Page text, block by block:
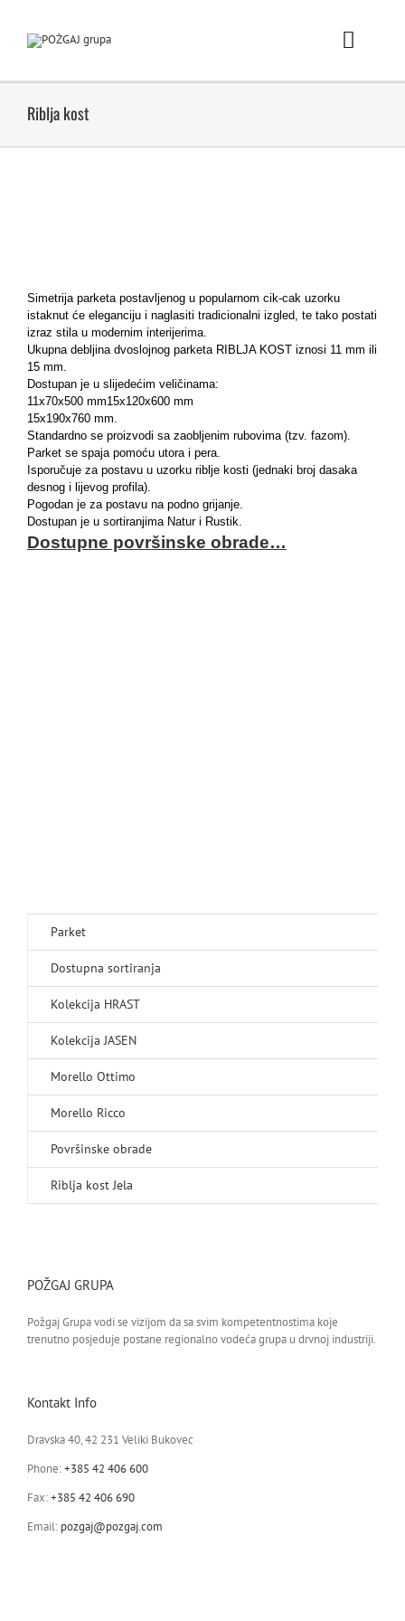
content
Toggle
Riblja kost
Simetrija parketa postavljenog u popularnom cik-cak uzorku
istaknut će eleganciju i naglasiti tradicionalni izgled, te tako postati
izraz stila u modernim interijerima.
Ukupna debljina dvoslojnog parketa RIBLJA KOST iznosi 11 mm ili
15 mm.
Dostupan je u slijedećim veličinama:
11x70x500 mm15x120x600 mm
15x190x760 mm.
Standardno se proizvodi sa zaobljenim rubovima (tzv. fazom).
Parket se spaja pomoću utora i pera.
Isporučuje za postavu u uzorku riblje kosti (jednaki broj dasaka
desnog i lijevog profila).
Pogodan je za postavu na podno grijanje.
Dostupan je u sortiranjima Natur i Rustik.
Dostupne površinske obrade…
Parket
Dostupna sortiranja
Kolekcija HRAST
Kolekcija JASEN
Morello Ottimo
Morello Ricco
Površinske obrade
Riblja kost Jela
POŽGAJ GRUPA
Požgaj Grupa vodi se vizijom da sa svim kompetentnostima koje
trenutno posjeduje postane regionalno vodeća grupa u drvnoj industriji.
Kontakt Info
Dravska 40, 42 231 Veliki Bukovec
Phone:+385 42 406 600
Fax:+385 42 406 690
Email: pozgaj@pozgaj.com